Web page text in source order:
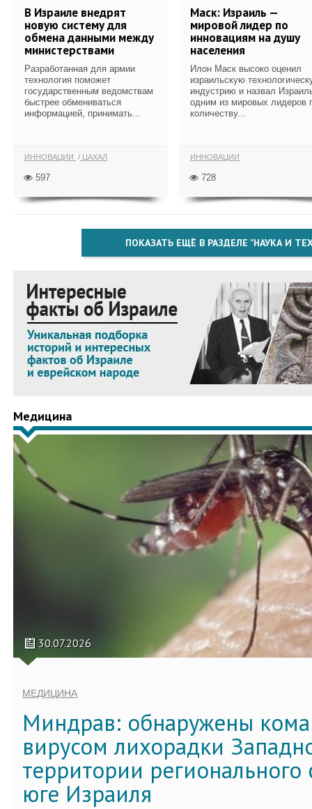
В Израиле внедрят
новую систему для
обмена данными между
министерствами
Разработанная для армии
технология поможет
государственным ведомствам
быстрее обмениваться
информацией, принимать...
ИННОВАЦИИ ЦАХАЛ
597
Маск: Израиль —
мировой лидер по
инновациям на душу
населения
Илон Маск высоко оценил
израильскую
индустрию и назвал
одним из мировых лидеров
количеству...
ИННОВАЦИИ
728
ПОКАЗАТЬ ЕЩЁ В РАЗДЕЛЕ "НАУКА И
Медицина
30.07.2026
МЕДИЦИНА
Миндрав: обнаружены
вирусом лихорадки
территории регионального
юге Израиля